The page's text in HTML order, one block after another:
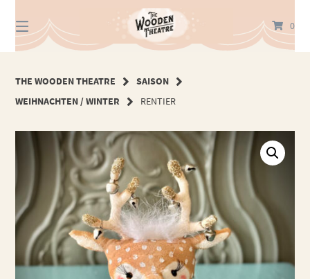
zum
Inhalt
0
THE WOODEN THEATRE
SAISON
WEIHNACHTEN / WINTER
RENTIER